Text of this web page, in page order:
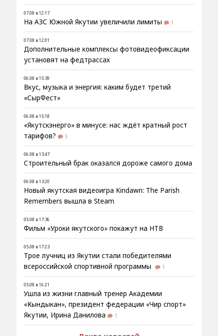
07.08 в 12:17
На АЗС Южной Якутии увеличили лимиты 1
07.08 в 12:01
Дополнительные комплексы фотовидеофиксации
установят на федтрассах
06.08 в 15:39
Вкус, музыка и энергия: каким будет третий
«СырФест»
06.08 в 15:18
«Якутскэнерго» в минусе: нас ждёт кратный рост
тарифов?
3
06.08 в 13:47
Строительный брак оказался дороже самого дома
06.08 в 13:20
Новый якутская видеоигра Kindawn: The Parish
Remembers вышла в Steam
05.08 в 17:36
Фильм «Уроки якутского» покажут на НТВ
05.08 в 17:23
Трое лучниц из Якутии стали победителями
всероссийской спортивной программы
1
05.08 в 16:21
Ушла из жизни главный тренер Академии
«Кындыкан», президент федерации «Чир спорт»
Якутии, Ирина Данилова
1